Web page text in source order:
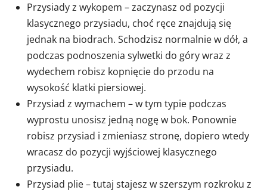
Przysiady z wykopem – zaczynasz od pozycji
klasycznego przysiadu, choć ręce znajdują się
jednak na biodrach. Schodzisz normalnie w dół, a
podczas podnoszenia sylwetki do góry wraz z
wydechem robisz kopnięcie do przodu na
wysokość klatki piersiowej.
Przysiad z wymachem – w tym typie podczas
wyprostu unosisz jedną nogę w bok. Ponownie
robisz przysiad i zmieniasz stronę, dopiero wtedy
wracasz do pozycji wyjściowej klasycznego
przysiadu.
Przysiad plie – tutaj stajesz w szerszym rozkroku z